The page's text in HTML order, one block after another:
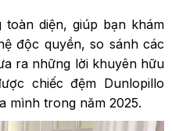
diện, giúp bạn khám
độc quyền, so sánh các
ra những lời khuyên hữu
chiếc đệm Dunlopillo
mình trong năm 2025.